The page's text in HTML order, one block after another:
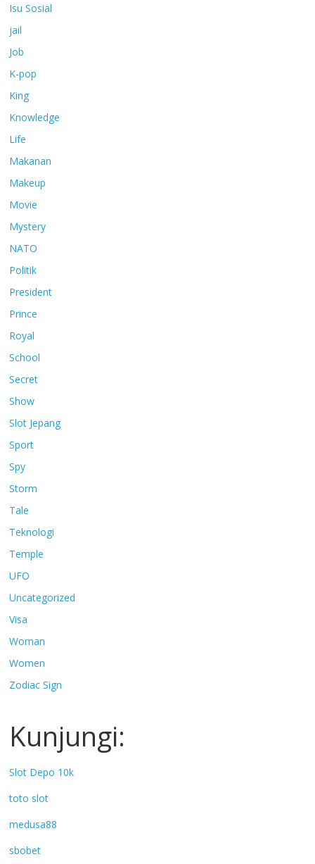
Isu Sosial
jail
Job
K-pop
King
Knowledge
Life
Makanan
Makeup
Movie
Mystery
NATO
Politik
President
Prince
Royal
School
Secret
Show
Slot Jepang
Sport
Spy
Storm
Tale
Teknologi
Temple
UFO
Uncategorized
Visa
Woman
Women
Zodiac Sign
Kunjungi:
Slot Depo 10k
toto slot
medusa88
sbobet